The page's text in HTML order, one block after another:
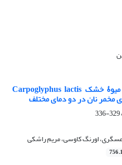
پارامترهای رشد جمعیت کنۀ میوۀ خشک Carpoglyphus lactis
329-336
اورنگ کاوسی، مریم راشکی